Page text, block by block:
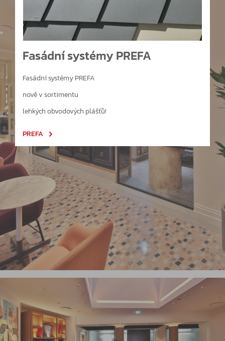
Fasádní systémy PREFA
Fasádní systémy PREFA
nově v sortimentu
lehkých obvodových plášťů!
PREFA